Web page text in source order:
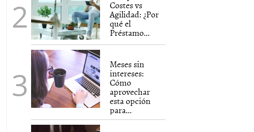
Costes vs
Agilidad: ¿Por
qué el
Préstamo...
Meses sin
intereses:
Cómo
aprovechar
esta opción
para...